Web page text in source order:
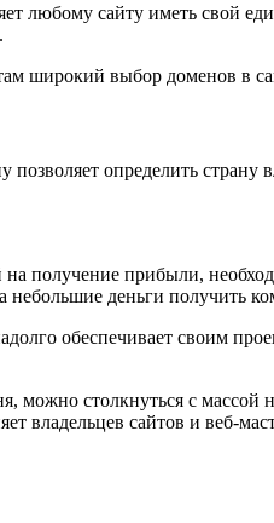
любому сайту иметь свой
широкий выбор доменов в
определить
на получение прибыли,
деньги получить
обеспечивает своим
можно столкнуться с
владельцев сайтов и